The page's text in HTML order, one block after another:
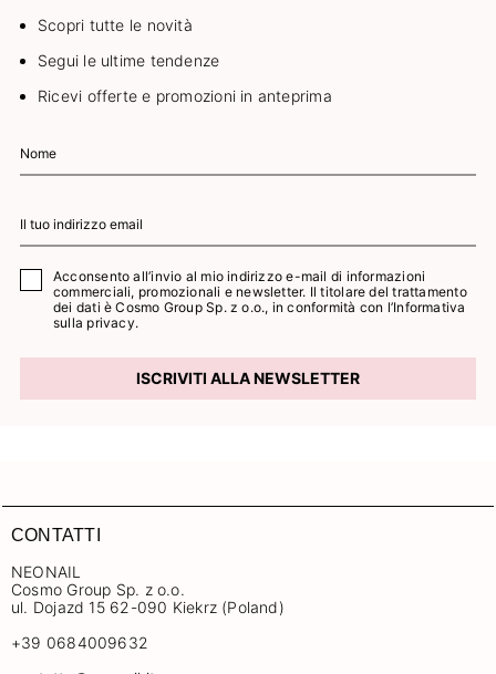
Scopri tutte le novità
Segui le ultime tendenze
Ricevi offerte e promozioni in anteprima
Acconsento all’invio al mio indirizzo e-mail di informazioni
commerciali, promozionali e newsletter. Il titolare del trattamento
dei dati è Cosmo Group Sp. z o.o., in conformità con l’Informativa
sulla privacy.
ISCRIVITI ALLA NEWSLETTER
CONTATTI
NEONAIL
Cosmo Group Sp. z o.o.
ul. Dojazd 15 62-090 Kiekrz (Poland)
+39 0684009632